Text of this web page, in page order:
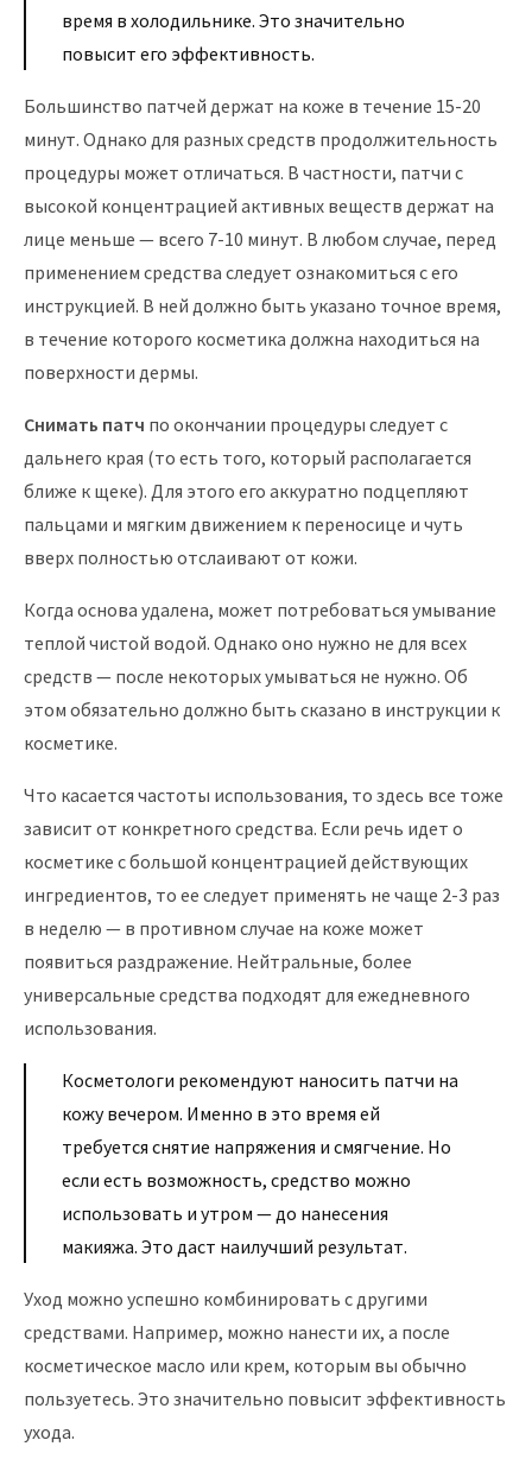
время в холодильнике. Это значительно
повысит его эффективность.
Большинство патчей держат на коже в течение 15-20
минут. Однако для разных средств продолжительность
процедуры может отличаться. В частности, патчи с
высокой концентрацией активных веществ держат на
лице меньше — всего 7-10 минут. В любом случае, перед
применением средства следует ознакомиться с его
инструкцией. В ней должно быть указано точное время,
в течение которого косметика должна находиться на
поверхности дермы.
Снимать патч по окончании процедуры следует с
дальнего края (то есть того, который располагается
ближе к щеке). Для этого его аккуратно подцепляют
пальцами и мягким движением к переносице и чуть
вверх полностью отслаивают от кожи.
Когда основа удалена, может потребоваться умывание
теплой чистой водой. Однако оно нужно не для всех
средств — после некоторых умываться не нужно. Об
этом обязательно должно быть сказано в инструкции к
косметике.
Что касается частоты использования, то здесь все тоже
зависит от конкретного средства. Если речь идет о
косметике с большой концентрацией действующих
ингредиентов, то ее следует применять не чаще 2-3 раз
в неделю — в противном случае на коже может
появиться раздражение. Нейтральные, более
универсальные средства подходят для ежедневного
использования.
Косметологи рекомендуют наносить патчи на
кожу вечером. Именно в это время ей
требуется снятие напряжения и смягчение. Но
если есть возможность, средство можно
использовать и утром — до нанесения
макияжа. Это даст наилучший результат.
Уход можно успешно комбинировать с другими
средствами. Например, можно нанести их, а после
косметическое масло или крем, которым вы обычно
пользуетесь. Это значительно повысит эффективность
ухода.